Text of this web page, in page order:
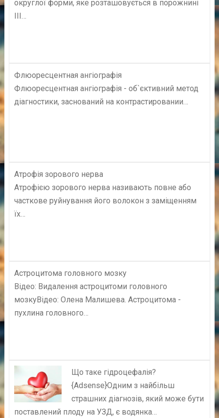
округлої форми, яке розташовується в порожнині
III…
Флюоресцентная ангіографія
Флюоресцентная ангіографія - об`єктивний метод
діагностики, заснований на контрастировании…
Атрофія зорового нерва
Атрофією зорового нерва називають повне або
часткове руйнування його волокон з заміщенням
їх…
Астроцитома головного мозку
Відео: Видалення астроцитоми головного
мозкуВідео: Олена Малишева. Астроцитома -
пухлина головного…
Що таке гідроцефалія?
{Adsense}Одним з найбільш
страшних діагнозів, який може бути
поставлений плоду на УЗД, є водянка…